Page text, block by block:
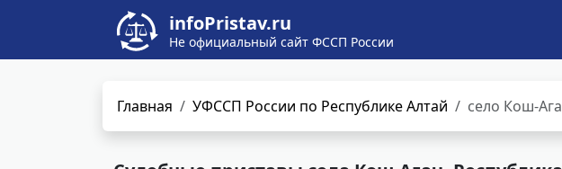
infoPristav.ru
Не официальный сайт ФССП России
Главная УФССП России по Республике Алтай село Кош-